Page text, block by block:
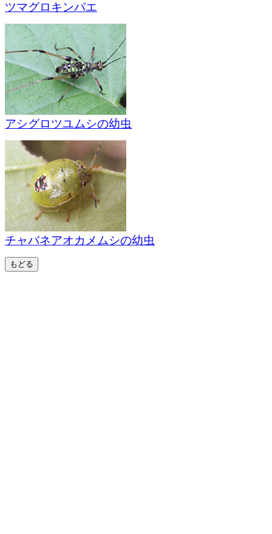
ツマグロキンバエ
アシグロツユムシの幼虫
チャバネアオカメムシの幼虫